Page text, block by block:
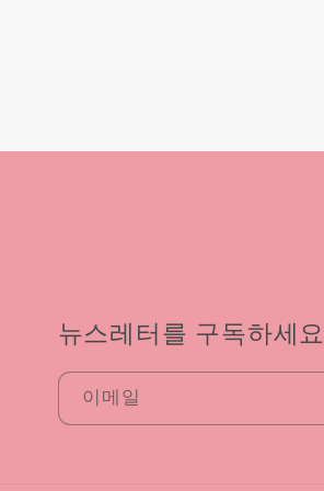
뉴스레터를 구독하세요
이메일